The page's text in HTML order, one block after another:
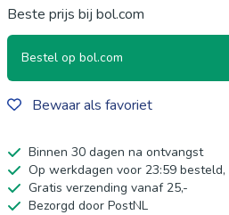
Beste prijs bij bol.com
Bestel op bol.com
Bewaar als favoriet
Binnen 30 dagen na ontvangst
Op werkdagen voor 23:59 besteld,
Gratis verzending vanaf 25,-
Bezorgd door PostNL